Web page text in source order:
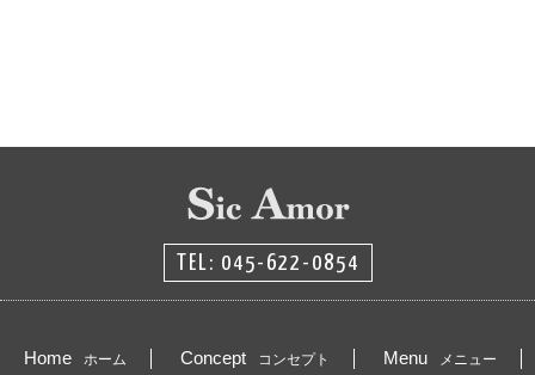
TEL: 045-622-0854
Home ホーム Concept コンセプト Menu メニュー